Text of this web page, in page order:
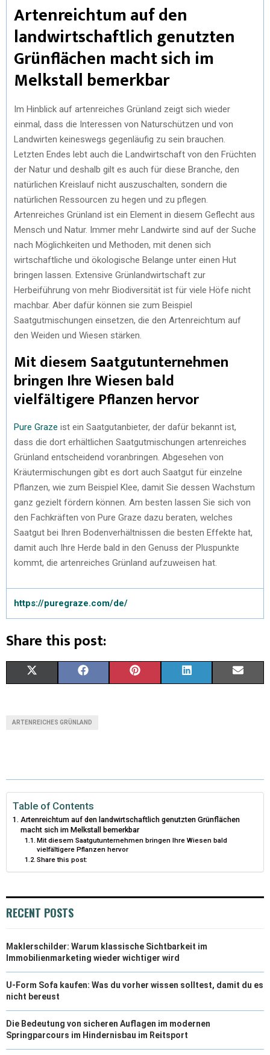
Artenreichtum auf den
landwirtschaftlich genutzten
Grünflächen macht sich im
Melkstall bemerkbar
Im Hinblick auf artenreiches Grünland zeigt sich wieder
einmal, dass die Interessen von Naturschützen und von
Landwirten keineswegs gegenläufig zu sein brauchen.
Letzten Endes lebt auch die Landwirtschaft von den Früchten
der Natur und deshalb gilt es auch für diese Branche, den
natürlichen Kreislauf nicht auszuschalten, sondern die
natürlichen Ressourcen zu hegen und zu pflegen.
Artenreiches Grünland ist ein Element in diesem Geflecht aus
Mensch und Natur. Immer mehr Landwirte sind auf der Suche
nach Möglichkeiten und Methoden, mit denen sich
wirtschaftliche und ökologische Belange unter einen Hut
bringen lassen. Extensive Grünlandwirtschaft zur
Herbeiführung von mehr Biodiversität ist für viele Höfe nicht
machbar. Aber dafür können sie zum Beispiel
Saatgutmischungen einsetzen, die den Artenreichtum auf
den Weiden und Wiesen stärken.
Mit diesem Saatgutunternehmen
bringen Ihre Wiesen bald
vielfältigere Pflanzen hervor
Pure Graze ist ein Saatgutanbieter, der dafür bekannt ist,
dass die dort erhältlichen Saatgutmischungen artenreiches
Grünland entscheidend voranbringen. Abgesehen von
Kräutermischungen gibt es dort auch Saatgut für einzelne
Pflanzen, wie zum Beispiel Klee, damit Sie dessen Wachstum
ganz gezielt fördern können. Am besten lassen Sie sich von
den Fachkräften von Pure Graze dazu beraten, welches
Saatgut bei Ihren Bodenverhältnissen die besten Effekte hat,
damit auch Ihre Herde bald in den Genuss der Pluspunkte
kommt, die artenreiches Grünland aufzuweisen hat.
https://puregraze.com/de/
Share this post:
T
T
E
R
O
K
R
S
T
D
N
ARTENREICHES GRÜNLAND
Table of Contents
Artenreichtum auf den landwirtschaftlich genutzten Grünflächen
macht sich im Melkstall bemerkbar
Mit diesem Saatgutunternehmen bringen Ihre Wiesen bald
vielfältigere Pflanzen hervor
Share this post:
RECENT POSTS
Maklerschilder: Warum klassische Sichtbarkeit im
Immobilienmarketing wieder wichtiger wird
U-Form Sofa kaufen: Was du vorher wissen solltest, damit du es
nicht bereust
Die Bedeutung von sicheren Auflagen im modernen
Springparcours im Hindernisbau im Reitsport